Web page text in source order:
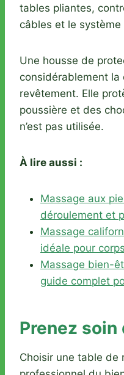
tables pliantes,
câbles et le
Une housse de
considérablement la
revêtement. Elle
poussière et des
n’est pas utilisée.
À lire aussi :
Massage aux
déroulement et
Massage
idéale pour
Massage bien-
guide complet
Prenez soin
Choisir une table de